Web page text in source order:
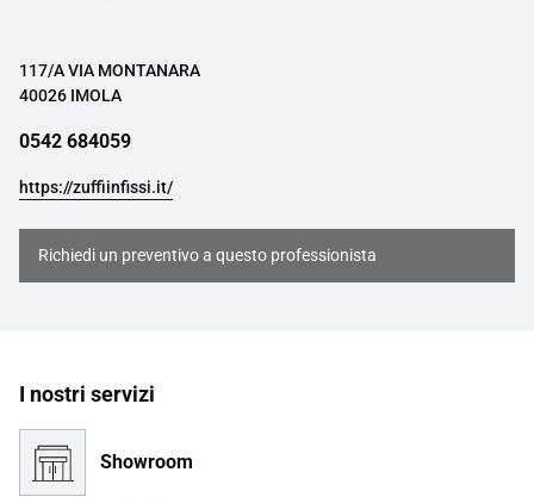
117/A VIA MONTANARA
40026 IMOLA
0542 684059
https://zuffiinfissi.it/
Richiedi un preventivo a questo professionista
I nostri servizi
Showroom